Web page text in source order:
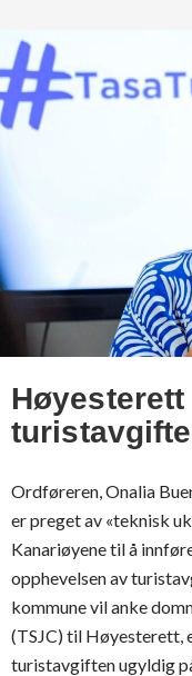
Ordføreren, Onalia
er preget av «teknisk
Kanariøyene til å
opphevelsen av
kommune vil anke
(TSJC) til Høyesterett,
turistavgiften ugyldig